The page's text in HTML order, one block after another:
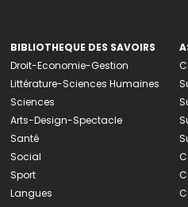
BIBLIOTHEQUE DES SAVOIRS
Droit-Economie-Gestion
Littérature-Sciences Humaines
Sciences
Arts-Design-Spectacle
Santé
Social
Sport
Langues